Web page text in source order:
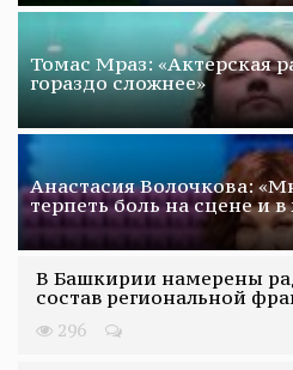
Томас Мраз: «Актерская
гораздо сложнее»
Анастасия Волочкова:
терпеть боль на сцене и
В Башкирии намерены
состав региональной
296